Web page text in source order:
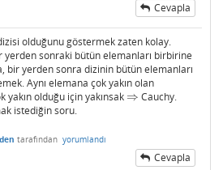
Cevapla
olduğunu göstermek zaten kolay.
yerden sonraki bütün elemanları birbirine
bir yerden sonra dizinin bütün elemanları
Aynı elemana çok yakın olan
olduğu için yakınsak ⇒
⇒ Cauchy.
istediğin soru.
tarafından yorumlandı
Cevapla